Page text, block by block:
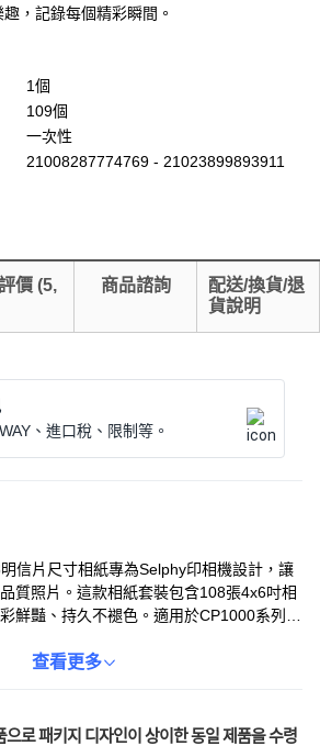
，記錄每個精彩瞬間。
1個
109個
一次性
21008287774769 - 21023899893911
價 (5,
商品諮詢
配送/換貨/退
貨說明
、進口稅、限制等。
信片尺寸相紙專為Selphy印相機設計，讓
質照片。這款相紙套裝包含108張4x6吋相
鮮豔、持久不褪色。適用於CP1000系列、
品質，讓您的照片更具價值。無論是製作
查看更多
로 패키지 디자인이 상이한 동일 제품을 수령